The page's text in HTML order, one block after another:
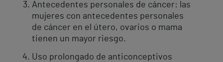
Antecedentes personales de cáncer: las
mujeres con antecedentes personales
de cáncer en el útero, ovarios o mama
tienen un mayor riesgo.
Uso prolongado de anticonceptivos